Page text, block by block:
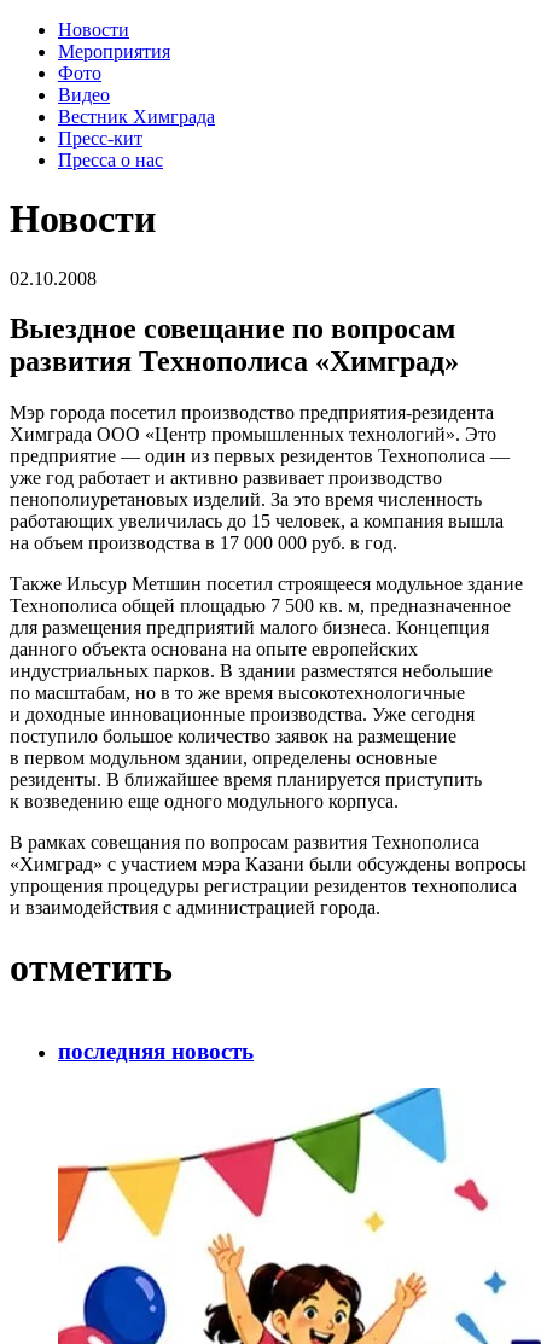
Новости
Мероприятия
Фото
Видео
Вестник Химграда
Пресс-кит
Пресса о нас
Новости
02.10.2008
Выездное совещание по вопросам
развития Технополиса «Химград»
Мэр города посетил производство предприятия-резидента
Химграда ООО «Центр промышленных технологий». Это
предприятие — один из первых резидентов Технополиса —
уже год работает и активно развивает производство
пенополиуретановых изделий. За это время численность
работающих увеличилась до 15 человек, а компания вышла
на объем производства в 17 000 000 руб. в год.
Также Ильсур Метшин посетил строящееся модульное здание
Технополиса общей площадью 7 500 кв. м, предназначенное
для размещения предприятий малого бизнеса. Концепция
данного объекта основана на опыте европейских
индустриальных парков. В здании разместятся небольшие
по масштабам, но в то же время высокотехнологичные
и доходные инновационные производства. Уже сегодня
поступило большое количество заявок на размещение
в первом модульном здании, определены основные
резиденты. В ближайшее время планируется приступить
к возведению еще одного модульного корпуса.
В рамках совещания по вопросам развития Технополиса
«Химград» с участием мэра Казани были обсуждены вопросы
упрощения процедуры регистрации резидентов технополиса
и взаимодействия с администрацией города.
отметить
последняя новость